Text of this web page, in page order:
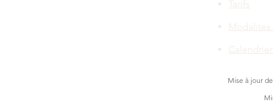
Tarifs
Modalités
Mise à jour